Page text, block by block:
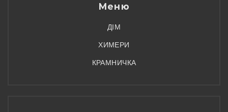
Меню
ДІМ
ХИМЕРИ
КРАМНИЧКА